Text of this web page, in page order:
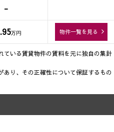
-
万円 物件一覧を見る
ている賃貸物件の賃料を元に独自の集計
り、その正確性について保証するもの